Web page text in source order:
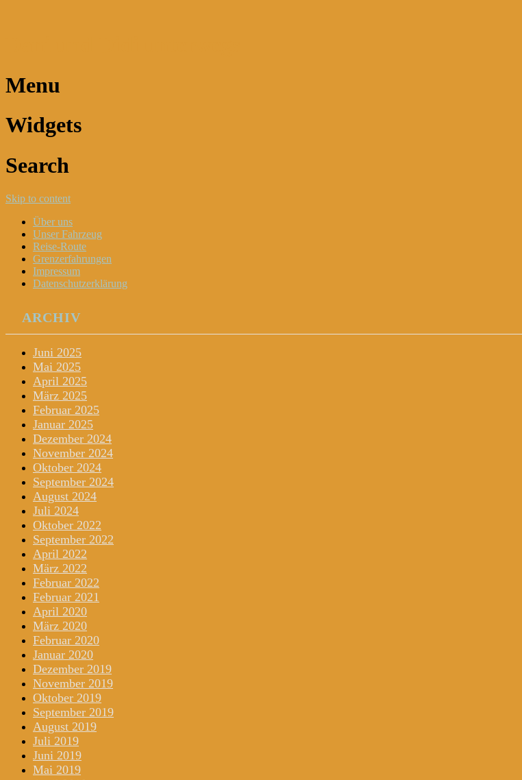
Menu
Widgets
Search
Skip to content
Über uns
Unser Fahrzeug
Reise-Route
Grenzerfahrungen
Impressum
Datenschutzerklärung
ARCHIV
Juni 2025
Mai 2025
April 2025
März 2025
Februar 2025
Januar 2025
Dezember 2024
November 2024
Oktober 2024
September 2024
August 2024
Juli 2024
Oktober 2022
September 2022
April 2022
März 2022
Februar 2022
Februar 2021
April 2020
März 2020
Februar 2020
Januar 2020
Dezember 2019
November 2019
Oktober 2019
September 2019
August 2019
Juli 2019
Juni 2019
Mai 2019